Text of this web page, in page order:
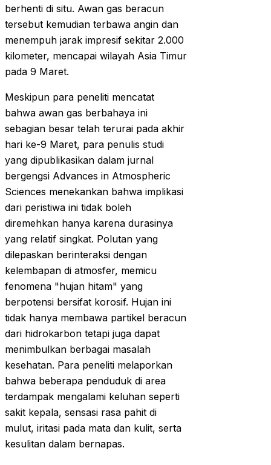
berhenti di situ. Awan gas beracun
tersebut kemudian terbawa angin dan
menempuh jarak impresif sekitar 2.000
kilometer, mencapai wilayah Asia Timur
pada 9 Maret.
Meskipun para peneliti mencatat
bahwa awan gas berbahaya ini
sebagian besar telah terurai pada akhir
hari ke-9 Maret, para penulis studi
yang dipublikasikan dalam jurnal
bergengsi Advances in Atmospheric
Sciences menekankan bahwa implikasi
dari peristiwa ini tidak boleh
diremehkan hanya karena durasinya
yang relatif singkat. Polutan yang
dilepaskan berinteraksi dengan
kelembapan di atmosfer, memicu
fenomena "hujan hitam" yang
berpotensi bersifat korosif. Hujan ini
tidak hanya membawa partikel beracun
dari hidrokarbon tetapi juga dapat
menimbulkan berbagai masalah
kesehatan. Para peneliti melaporkan
bahwa beberapa penduduk di area
terdampak mengalami keluhan seperti
sakit kepala, sensasi rasa pahit di
mulut, iritasi pada mata dan kulit, serta
kesulitan dalam bernapas.